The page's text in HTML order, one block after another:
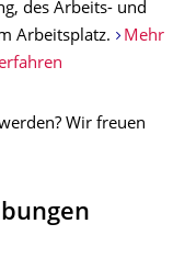
des Arbeits- und
Arbeitsplatz.
Mehr
Wir freuen